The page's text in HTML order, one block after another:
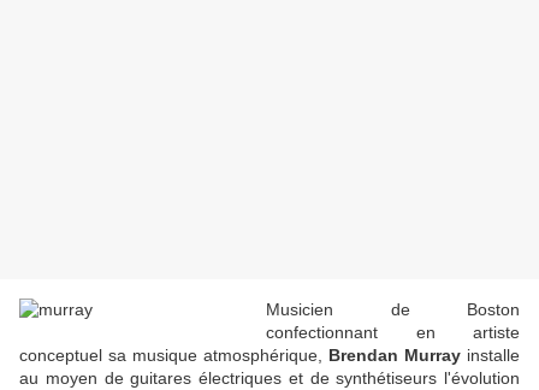
Musicien de Boston
confectionnant en artiste
conceptuel sa musique atmosphérique, Brendan Murray installe
au moyen de guitares électriques et de synthétiseurs l'évolution